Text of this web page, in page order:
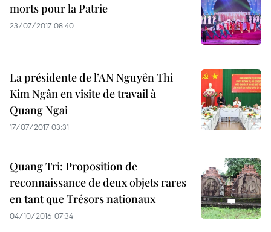
morts pour la Patrie
23/07/2017 08:40
La présidente de l’AN Nguyên Thi
Kim Ngân en visite de travail à
Quang Ngai
17/07/2017 03:31
Quang Tri: Proposition de
reconnaissance de deux objets rares
en tant que Trésors nationaux
04/10/2016 07:34